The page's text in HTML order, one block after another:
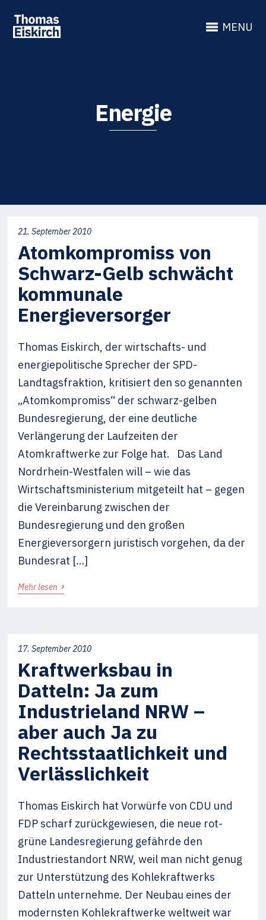
MENU
Energie
21. September 2010
Atomkompromiss von
Schwarz-Gelb schwächt
kommunale
Energieversorger
Thomas Eiskirch, der wirtschafts- und
energiepolitische Sprecher der SPD-
Landtagsfraktion, kritisiert den so genannten
„Atomkompromiss“ der schwarz-gelben
Bundesregierung, der eine deutliche
Verlängerung der Laufzeiten der
Atomkraftwerke zur Folge hat. Das Land
Nordrhein-Westfalen will – wie das
Wirtschaftsministerium mitgeteilt hat – gegen
die Vereinbarung zwischen der
Bundesregierung und den großen
Energieversorgern juristisch vorgehen, da der
Bundesrat […]
Mehr lesen ›
17. September 2010
Kraftwerksbau in
Datteln: Ja zum
Industrieland NRW –
aber auch Ja zu
Rechtsstaatlichkeit und
Verlässlichkeit
Thomas Eiskirch hat Vorwürfe von CDU und
FDP scharf zurückgewiesen, die neue rot-
grüne Landesregierung gefährde den
Industriestandort NRW, weil man nicht genug
zur Unterstützung des Kohlekraftwerks
Datteln unternehme. Der Neubau eines der
modernsten Kohlekraftwerke weltweit war